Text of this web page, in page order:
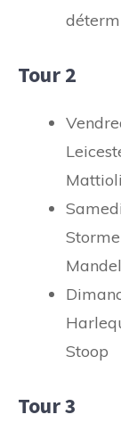
Tour 2
Stoop
Tour 3